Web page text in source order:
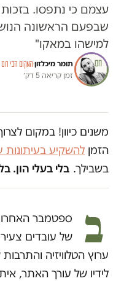
עצמם כי נתפסו.
שבפעם הראשונה
למישהו במאקו"
תומר מיכלזון·המקום הכי חם
זמן קריאה 5 דק׳
משנים כיוון! במקום
הזמן להשקיע
בשבילך. בלי בעלי הון.
ב
ספטמבר
של עובדים
ערוץ הטלוויזיה
לידיו של עורך האתר,